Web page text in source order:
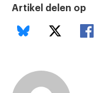
Artikel delen op